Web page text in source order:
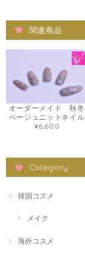
関連商品
オーダーメイド 秋冬
ベージュニットネイル
¥6,600
Category
韓国コスメ
メイク
海外コスメ